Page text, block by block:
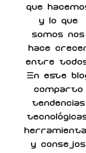
que
y lo que
somos nos
hace
entre
En este
comparto
tendencias
y consejos